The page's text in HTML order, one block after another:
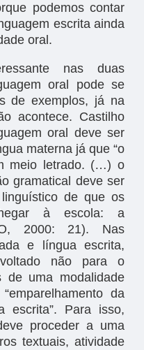
podemos contar
escrita ainda
oral.
nas duas
oral pode se
de exemplos, já na
acontece. Castilho
oral deve ser
materna já que “o
meio letrado. (…) o
gramatical deve ser
de que os
à escola: a
2000: 21). Nas
e língua escrita,
não para o
de uma modalidade
da
escrita”. Para isso,
proceder a uma
textuais, atividade